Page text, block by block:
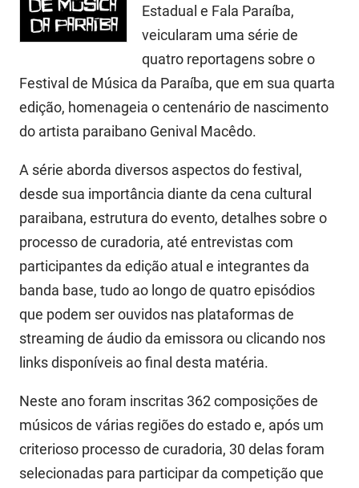
Mulher e da Diversidade Humana
Planejamento, Orçamento e Gestão
Procuradoria Geral do Estado
Representação Institucional
Saúde
Segurança e Defesa Social
Turismo e Desenvolvimento Econômico
FUNDAC
FUNESC
IMEQ
IASS
JUCEP
LIFESA
LOTEP
Ouvidoria Geral do Estado
PB Saúde
Estadual e Fala Paraíba,
veicularam uma série de
quatro reportagens sobre o
Festival de Música da Paraíba, que em sua quarta
edição, homenageia o centenário de nascimento
do artista paraibano Genival Macêdo.
A série aborda diversos aspectos do festival,
desde sua importância diante da cena cultural
paraibana, estrutura do evento, detalhes sobre o
processo de curadoria, até entrevistas com
participantes da edição atual e integrantes da
banda base, tudo ao longo de quatro episódios
que podem ser ouvidos nas plataformas de
streaming de áudio da emissora ou clicando nos
links disponíveis ao final desta matéria.
Neste ano foram inscritas 362 composições de
músicos de várias regiões do estado e, após um
criterioso processo de curadoria, 30 delas foram
selecionadas para participar da competição que